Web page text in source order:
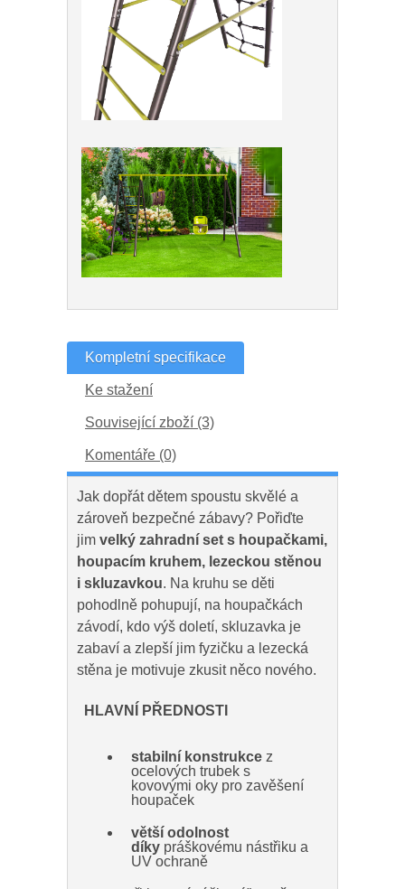
Kompletní specifikace
Ke stažení
Související zboží (3)
Komentáře (0)
Jak dopřát dětem spoustu skvělé a
zároveň bezpečné zábavy? Pořiďte
jim velký zahradní set s houpačkami,
houpacím kruhem, lezeckou stěnou
i skluzavkou. Na kruhu se děti
pohodlně pohupují, na houpačkách
závodí, kdo výš doletí, skluzavka je
zabaví a zlepší jim fyzičku a lezecká
stěna je motivuje zkusit něco nového.
HLAVNÍ PŘEDNOSTI
stabilní konstrukce z
ocelových trubek s
kovovými oky pro zavěšení
houpaček
větší odolnost
díky práškovému nástřiku a
UV ochraně